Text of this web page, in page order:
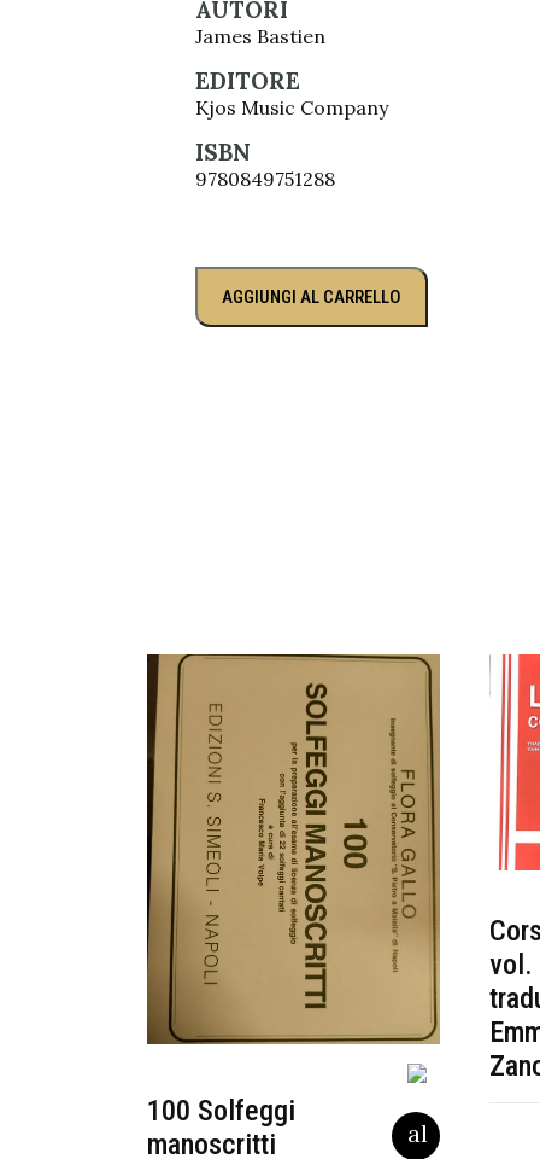
AUTORI
James Bastien
EDITORE
Kjos Music Company
ISBN
9780849751288
AGGIUNGI AL CARRELLO
100 Solfeggi
manoscritti
vol.